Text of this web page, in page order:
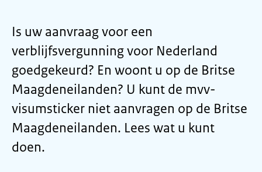
Is uw aanvraag voor een
verblijfsvergunning voor Nederland
goedgekeurd? En woont u op de Britse
Maagdeneilanden? U kunt de mvv-
visumsticker niet aanvragen op de Britse
Maagdeneilanden. Lees wat u kunt
doen.